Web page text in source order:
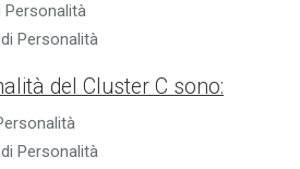
Personalità
del Cluster C sono:
Personalità